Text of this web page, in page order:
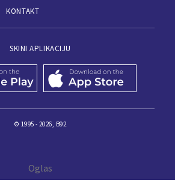
KONTAKT
SKINI APLIKACIJU
© 1995 - 2026, B92